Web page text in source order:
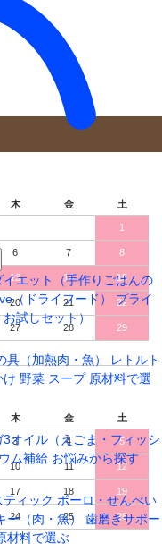
イエット（手作りごはんの
（ドライフード）
プライ
試しセット）
（加熱肉・魚）
レトルト
け 野菜 スープ 原材料で選
3オイル（えごま・フィッシ
ム補給 お悩みから探す
ティック ボーロ・せんべい
ー（肉・魚）
歯磨きサポー
材料で選ぶ
木 金 土
1
6 7 8
13 14 15
20 21 22
27 28 29
木 金 土
3 4 5
10 11 12
17 18 19
24 25 26